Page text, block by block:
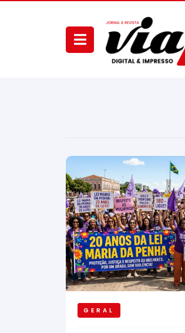
GERAL